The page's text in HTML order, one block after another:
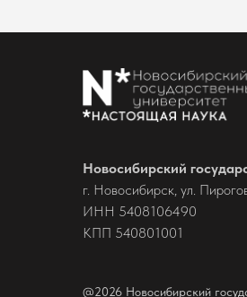
@2026 Новосибирский
Новосибирский
г. Новосибирск, ул.
ИНН 5408106490
КПП 540801001